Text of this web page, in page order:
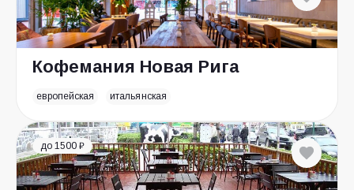
Кофемания Новая Рига
европейская итальянская
до 1500 ₽